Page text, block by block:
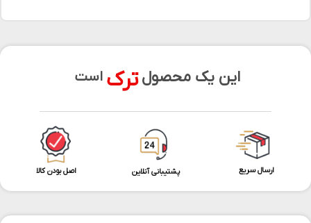
این یک محصول ترک است
ارسال سریع پشتیبانی آنلاین اصل بودن کالا